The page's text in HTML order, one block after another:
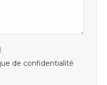
de confidentialité